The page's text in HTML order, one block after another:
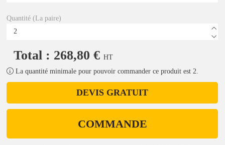
Quantité (La paire)
Total : 268,80 € HT
La quantité minimale pour pouvoir commander ce produit est 2.
DEVIS GRATUIT
COMMANDE